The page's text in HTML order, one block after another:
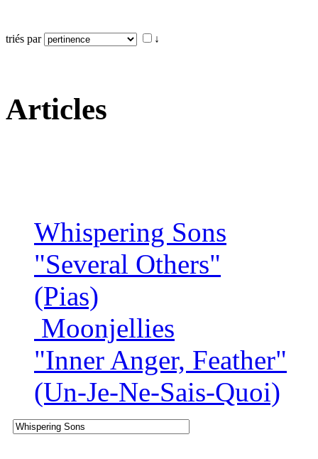
triés par ↓
Articles
Whispering Sons
"Several Others"
(Pias)
Moonjellies
"Inner Anger, Feather"
(Un-Je-Ne-Sais-Quoi)